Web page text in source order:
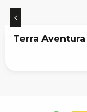
Terra Aventura